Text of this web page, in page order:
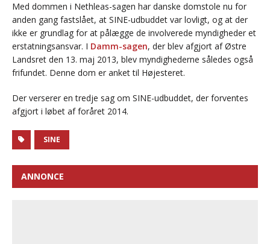
Med dommen i Nethleas-sagen har danske domstole nu for
anden gang fastslået, at SINE-udbuddet var lovligt, og at der
ikke er grundlag for at pålægge de involverede myndigheder et
erstatningsansvar. I Damm-sagen, der blev afgjort af Østre
Landsret den 13. maj 2013, blev myndighederne således også
frifundet. Denne dom er anket til Højesteret.
Der verserer en tredje sag om SINE-udbuddet, der forventes
afgjort i løbet af foråret 2014.
SINE
ANNONCE